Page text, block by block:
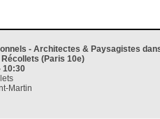
- Architectes & Paysagistes
(Paris 10e)
10:30
Martin